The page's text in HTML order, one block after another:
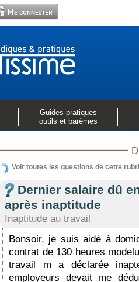
Guides pratiques
outils et barèmes
Voir toutes les questions de cette
Dernier salaire dû
après inaptitude
Inaptitude au travail
Bonsoir, je suis aidé à
contrat de 130 heures
travail m a déclarée
employeurs devait me